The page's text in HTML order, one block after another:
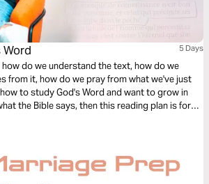
Word 5 Days
how do we understand the text, how do we
from it, how do we pray from what we've just
to study God's Word and want to grow in
the Bible says, then this reading plan is for